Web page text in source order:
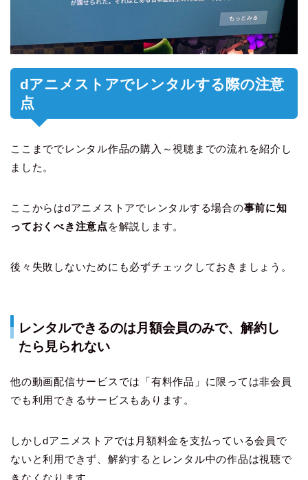
dアニメストアでレンタルする際の注意
点
ここまででレンタル作品の購入～視聴までの流れを紹介し
ました。
ここからはdアニメストアでレンタルする場合の事前に知
っておくべき注意点を解説します。
後々失敗しないためにも必ずチェックしておきましょう。
レンタルできるのは月額会員のみで、解約し
たら見られない
他の動画配信サービスでは「有料作品」に限っては非会員
でも利用できるサービスもあります。
しかしdアニメストアでは月額料金を支払っている会員で
ないと利用できず、解約するとレンタル中の作品は視聴で